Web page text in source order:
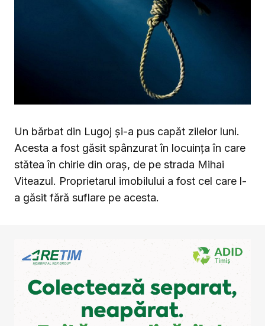
Un bărbat din Lugoj și-a pus capăt zilelor luni.
Acesta a fost găsit spânzurat în locuința în care
stătea în chirie din oraș, de pe strada Mihai
Viteazul. Proprietarul imobilului a fost cel care l-
a găsit fără suflare pe acesta.